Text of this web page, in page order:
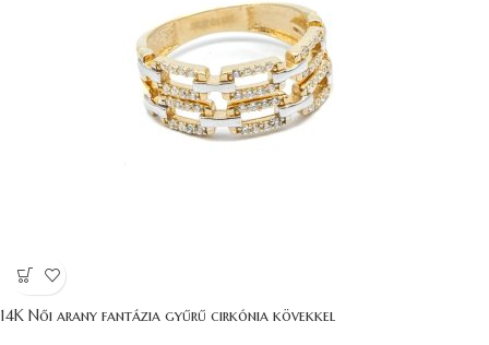
14K Női arany fantázia gyűrű cirkónia kövekkel